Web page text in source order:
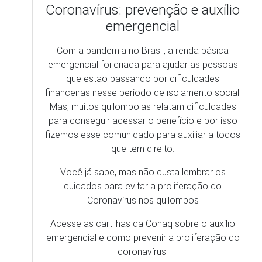
Coronavírus: prevenção e auxílio
emergencial
Com a pandemia no Brasil, a renda básica
emergencial foi criada para ajudar as pessoas
que estão passando por dificuldades
financeiras nesse período de isolamento social.
Mas, muitos quilombolas relatam dificuldades
para conseguir acessar o benefício e por isso
fizemos esse comunicado para auxiliar a todos
que tem direito.
Você já sabe, mas não custa lembrar os
cuidados para evitar a proliferação do
Coronavírus nos quilombos
Acesse as cartilhas da Conaq sobre o auxílio
emergencial e como prevenir a proliferação do
coronavírus.